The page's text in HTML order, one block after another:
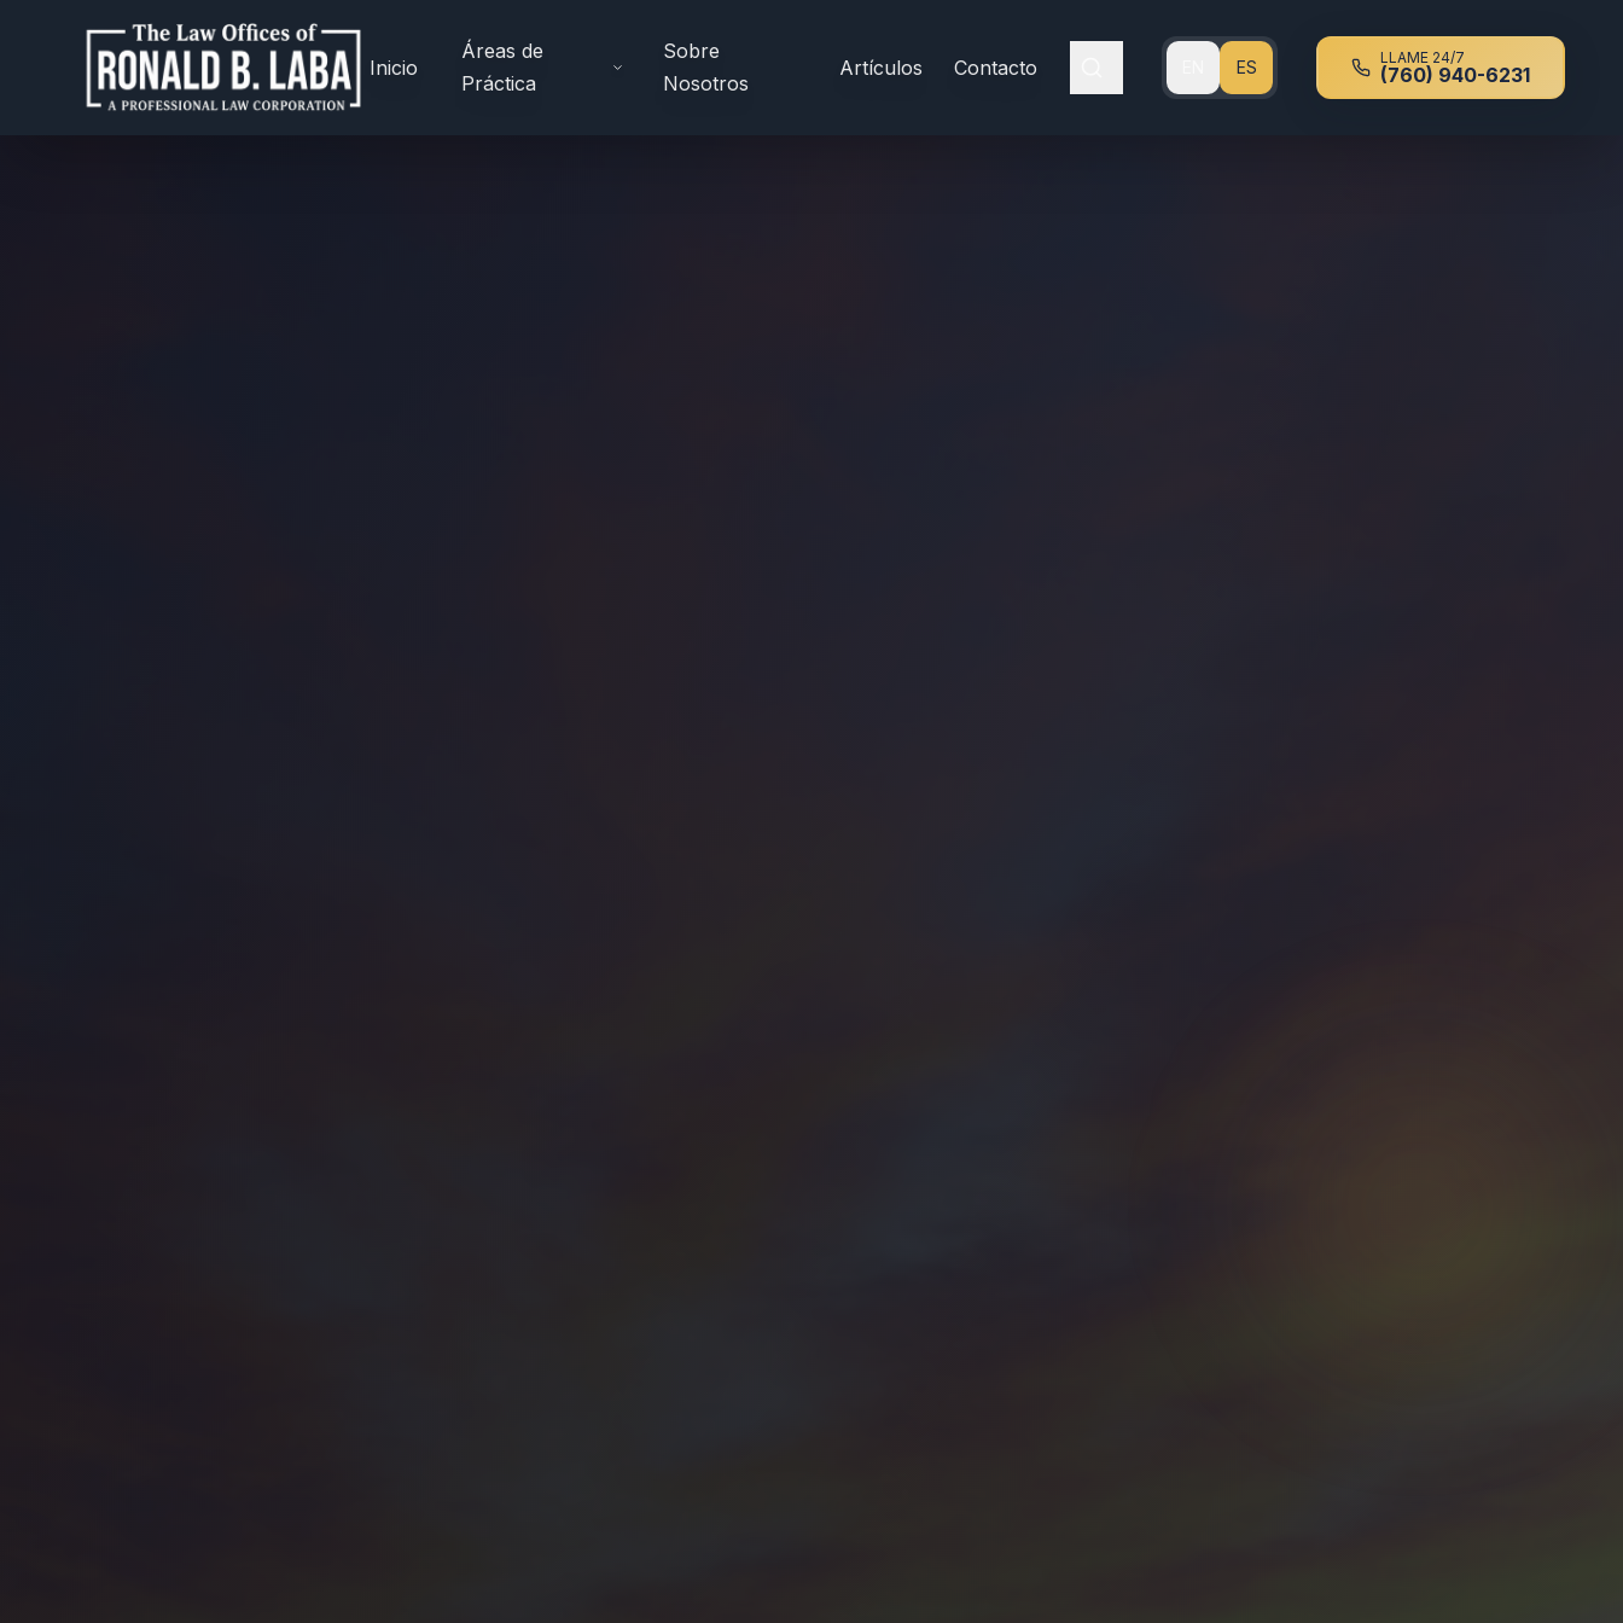
Inicio
Áreas de
Práctica
Sobre
Nosotros
Artículos Contacto ES LLAME 24/7
(760) 940-6231